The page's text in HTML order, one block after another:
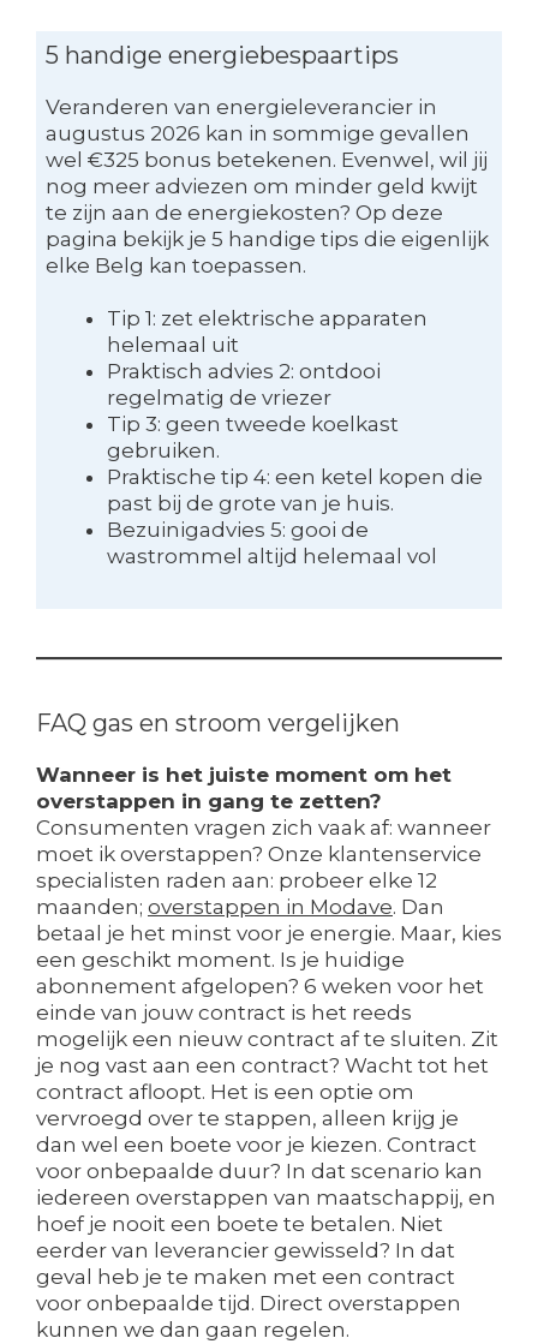
5 handige energiebespaartips
Veranderen van energieleverancier in
augustus 2026 kan in sommige gevallen
wel €325 bonus betekenen. Evenwel, wil jij
nog meer adviezen om minder geld kwijt
te zijn aan de energiekosten? Op deze
pagina bekijk je 5 handige tips die eigenlijk
elke Belg kan toepassen.
Tip 1: zet elektrische apparaten
helemaal uit
Praktisch advies 2: ontdooi
regelmatig de vriezer
Tip 3: geen tweede koelkast
gebruiken.
Praktische tip 4: een ketel kopen die
past bij de grote van je huis.
Bezuinigadvies 5: gooi de
wastrommel altijd helemaal vol
FAQ gas en stroom vergelijken
Wanneer is het juiste moment om het
overstappen in gang te zetten?
Consumenten vragen zich vaak af: wanneer
moet ik overstappen? Onze klantenservice
specialisten raden aan: probeer elke 12
maanden; overstappen in Modave. Dan
betaal je het minst voor je energie. Maar, kies
een geschikt moment. Is je huidige
abonnement afgelopen? 6 weken voor het
einde van jouw contract is het reeds
mogelijk een nieuw contract af te sluiten. Zit
je nog vast aan een contract? Wacht tot het
contract afloopt. Het is een optie om
vervroegd over te stappen, alleen krijg je
dan wel een boete voor je kiezen. Contract
voor onbepaalde duur? In dat scenario kan
iedereen overstappen van maatschappij, en
hoef je nooit een boete te betalen. Niet
eerder van leverancier gewisseld? In dat
geval heb je te maken met een contract
voor onbepaalde tijd. Direct overstappen
kunnen we dan gaan regelen.